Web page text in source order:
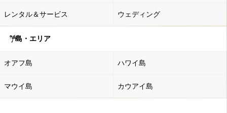
レンタル＆サービス ウェディング
島・エリア
オアフ島 ハワイ島
マウイ島 カウアイ島